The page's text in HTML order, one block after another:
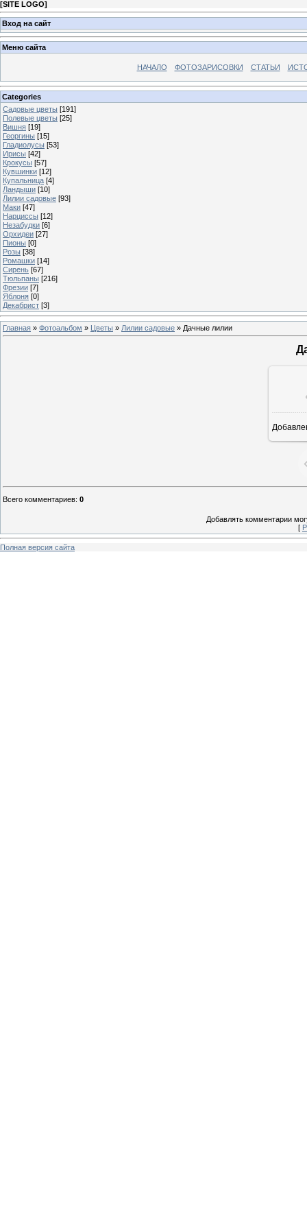
[SITE LOGO]
Вход на сайт
Меню сайта
НАЧАЛО ФОТОЗАРИСОВКИ СТАТЬИ
Categories
Садовые цветы [191]
Полевые цветы [25]
Вишня [19]
Георгины [15]
Гладиолусы [53]
Ирисы [42]
Крокусы [57]
Кувшинки [12]
Купальница [4]
Ландыши [10]
Лилии садовые [93]
Маки [47]
Нарциссы [12]
Незабудки [6]
Орхидеи [27]
Пионы [0]
Розы [38]
Ромашки [14]
Сирень [67]
Тюльпаны [216]
Фрезии [7]
Яблоня [0]
Декабрист [3]
Главная » Фотоальбом » Цветы » Лилии садовые » Дачные лилии
Всего комментариев: 0
Добавлять комментарии
[
Полная версия сайта